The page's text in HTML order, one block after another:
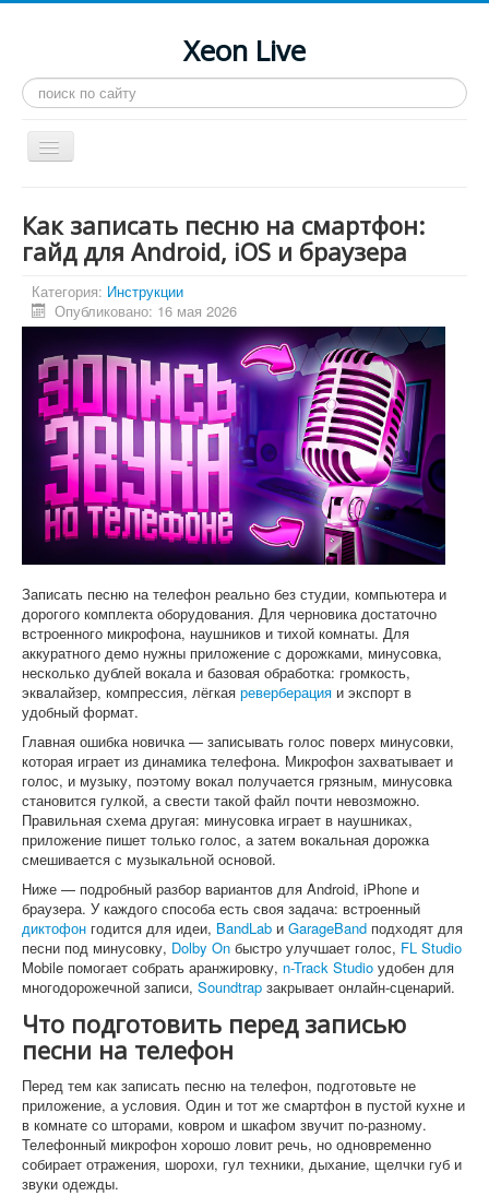
Xeon Live
Искать...
Toggle
Navigation
LGA 2011-3
Процессоры
Инструкции
Рейтинги
Конференция
Системные программы
Софт
Как записать песню на смартфон:
гайд для Android, iOS и браузера
Категория: Инструкции
Опубликовано: 16 мая 2026
Записать песню на телефон реально без студии, компьютера и
дорогого комплекта оборудования. Для черновика достаточно
встроенного микрофона, наушников и тихой комнаты. Для
аккуратного демо нужны приложение с дорожками, минусовка,
несколько дублей вокала и базовая обработка: громкость,
эквалайзер, компрессия, лёгкая реверберация и экспорт в
удобный формат.
Главная ошибка новичка — записывать голос поверх минусовки,
которая играет из динамика телефона. Микрофон захватывает и
голос, и музыку, поэтому вокал получается грязным, минусовка
становится гулкой, а свести такой файл почти невозможно.
Правильная схема другая: минусовка играет в наушниках,
приложение пишет только голос, а затем вокальная дорожка
смешивается с музыкальной основой.
Ниже — подробный разбор вариантов для Android, iPhone и
браузера. У каждого способа есть своя задача: встроенный
диктофон годится для идеи, BandLab и GarageBand подходят для
песни под минусовку, Dolby On быстро улучшает голос, FL Studio
Mobile помогает собрать аранжировку, n-Track Studio удобен для
многодорожечной записи, Soundtrap закрывает онлайн-сценарий.
Что подготовить перед записью
песни на телефон
Перед тем как записать песню на телефон, подготовьте не
приложение, а условия. Один и тот же смартфон в пустой кухне и
в комнате со шторами, ковром и шкафом звучит по-разному.
Телефонный микрофон хорошо ловит речь, но одновременно
собирает отражения, шорохи, гул техники, дыхание, щелчки губ и
звуки одежды.